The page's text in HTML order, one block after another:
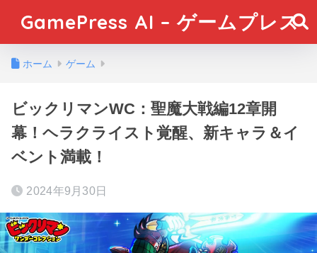
GamePress AI – ゲームプレス
ホーム ゲーム
ビックリマンWC：聖魔大戦編12章開
幕！ヘラクライスト覚醒、新キャラ＆イ
ベント満載！
2024年9月30日